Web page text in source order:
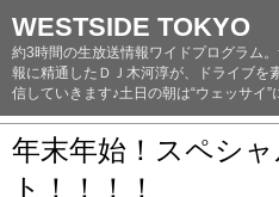
WESTSIDE TOKYO
約3時間の生放送情報ワイドプログラム
報に精通したＤＪ木河淳が、ドライブを
信していきます♪土日の朝は“ウェッサイ”
年末年始！スペシ
ト！！！！